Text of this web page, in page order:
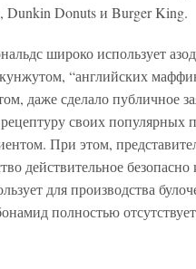
Dunkin Donuts и Burger King.
широко использует
“английских
даже сделало публичное
своих популярных
При этом,
действительное
для производства
полностью